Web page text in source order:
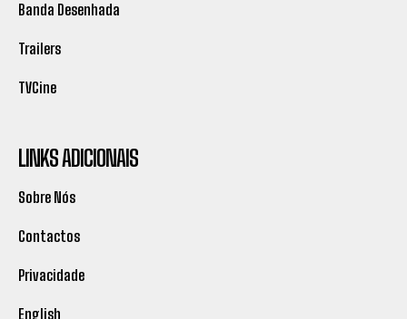
Banda Desenhada
Trailers
TVCine
LINKS ADICIONAIS
Sobre Nós
Contactos
Privacidade
English